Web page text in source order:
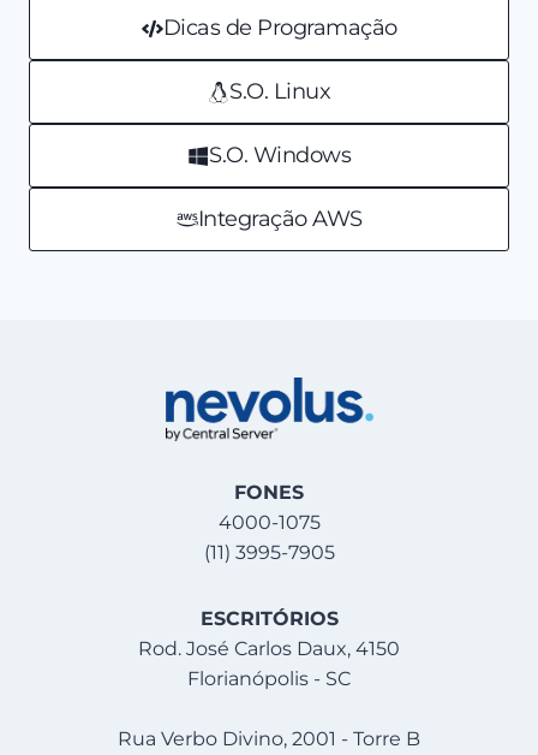
Dicas de Programação
S.O. Linux
S.O. Windows
Integração AWS
FONES
4000-1075
(11) 3995-7905
ESCRITÓRIOS
Rod. José Carlos Daux, 4150
Florianópolis - SC
Rua Verbo Divino, 2001 - Torre B